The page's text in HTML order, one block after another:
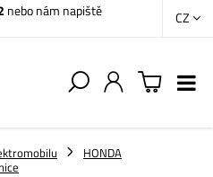
nebo nám napiště
CZ
HONDA